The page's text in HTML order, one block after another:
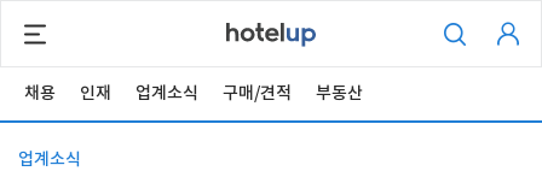
채용 인재 업계소식 구매/견적 부동산
업계소식